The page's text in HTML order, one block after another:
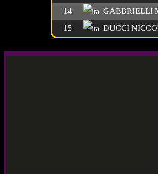
14
GABBRIELLI
15
DUCCI